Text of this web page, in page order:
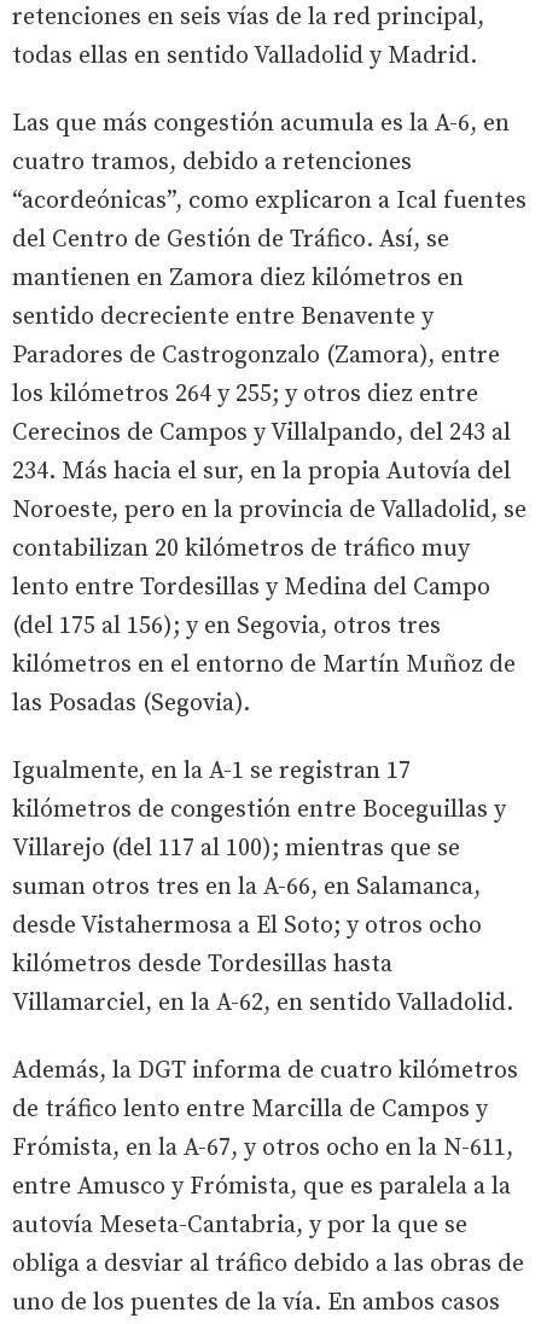
retenciones en seis vías de la red principal,
todas ellas en sentido Valladolid y Madrid.
Las que más congestión acumula es la A-6, en
cuatro tramos, debido a retenciones
“acordeónicas”, como explicaron a Ical fuentes
del Centro de Gestión de Tráfico. Así, se
mantienen en Zamora diez kilómetros en
sentido decreciente entre Benavente y
Paradores de Castrogonzalo (Zamora), entre
los kilómetros 264 y 255; y otros diez entre
Cerecinos de Campos y Villalpando, del 243 al
234. Más hacia el sur, en la propia Autovía del
Noroeste, pero en la provincia de Valladolid, se
contabilizan 20 kilómetros de tráfico muy
lento entre Tordesillas y Medina del Campo
(del 175 al 156); y en Segovia, otros tres
kilómetros en el entorno de Martín Muñoz de
las Posadas (Segovia).
Igualmente, en la A-1 se registran 17
kilómetros de congestión entre Boceguillas y
Villarejo (del 117 al 100); mientras que se
suman otros tres en la A-66, en Salamanca,
desde Vistahermosa a El Soto; y otros ocho
kilómetros desde Tordesillas hasta
Villamarciel, en la A-62, en sentido Valladolid.
Además, la DGT informa de cuatro kilómetros
de tráfico lento entre Marcilla de Campos y
Frómista, en la A-67, y otros ocho en la N-611,
entre Amusco y Frómista, que es paralela a la
autovía Meseta-Cantabria, y por la que se
obliga a desviar al tráfico debido a las obras de
uno de los puentes de la vía. En ambos casos